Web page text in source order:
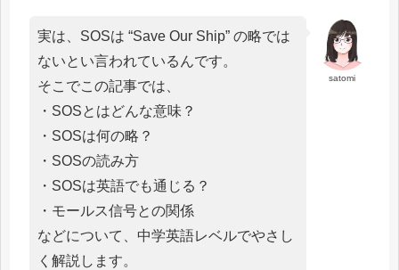
satomi
実は、SOSは “Save Our Ship” の略では
ないとい言われているんです。
そこでこの記事では、
・SOSとはどんな意味？
・SOSは何の略？
・SOSの読み方
・SOSは英語でも通じる？
・モールス信号との関係
などについて、中学英語レベルでやさし
く解説します。